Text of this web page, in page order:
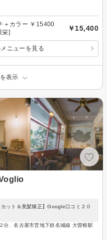
＋カラー ￥15400
栄]
￥15,400
ニューを見る
表示
ット＆美髪矯正】Google口コミ２０
分、名古屋市営地下鉄名城線 大曽根駅